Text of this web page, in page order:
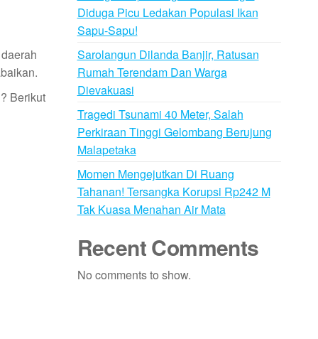
Berikut
Diduga Picu Ledakan Populasi Ikan
Sapu-Sapu!
Sarolangun Dilanda Banjir, Ratusan
Rumah Terendam Dan Warga
Dievakuasi
Tragedi Tsunami 40 Meter, Salah
Perkiraan Tinggi Gelombang Berujung
Malapetaka
Momen Mengejutkan Di Ruang
Tahanan! Tersangka Korupsi Rp242 M
Tak Kuasa Menahan Air Mata
Recent Comments
No comments to show.